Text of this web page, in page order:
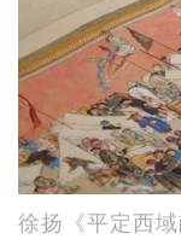
徐扬《平定西